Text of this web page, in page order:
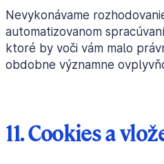
Nevykonávame
automatizovanom
ktoré by voči vám malo
obdobne významne
11. Cookies a